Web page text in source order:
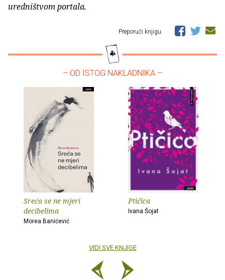
uredništvom portala.
Preporuči knjigu
– OD ISTOG NAKLADNIKA –
Sreća se ne mjeri
decibelima
Morea Banićević
Ptičica
Ivana Šojat
VIDI SVE KNJIGE